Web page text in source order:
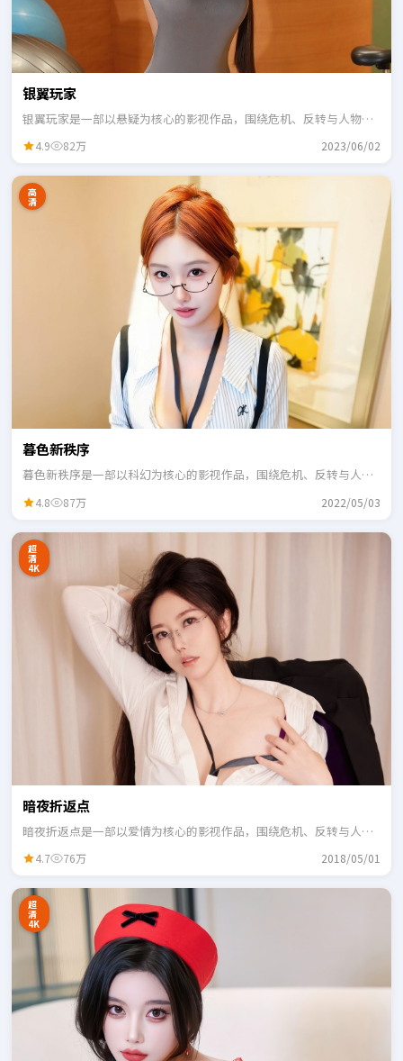
银翼玩家
银翼玩家是一部以悬疑为核心的影视作品，围绕危机、反转与人物成
4.9 82万 2023/06/02
高
清
暮色新秩序
暮色新秩序是一部以科幻为核心的影视作品，围绕危机、反转与人物
4.8 87万 2022/05/03
超
清
4K
暗夜折返点
暗夜折返点是一部以爱情为核心的影视作品，围绕危机、反转与人物
4.7 76万 2018/05/01
超
清
4K